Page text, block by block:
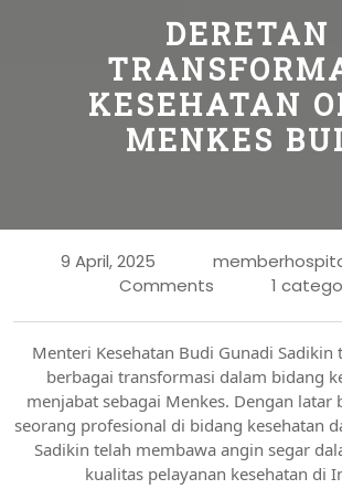
DERETAN
KESEHATAN
MENKES
9 April, 2025
Comments
1
Menteri Kesehatan Budi Gunadi Sadikin
berbagai transformasi dalam bidang
menjabat sebagai Menkes. Dengan latar
seorang profesional di bidang kesehatan
Sadikin telah membawa angin segar
kualitas pelayanan kesehatan di